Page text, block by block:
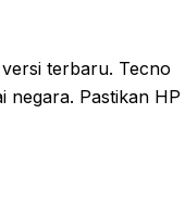
terbaru. Tecno
negara. Pastikan HP